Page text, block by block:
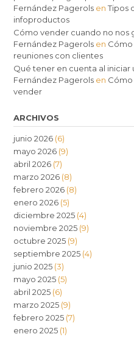
Fernández Pagerols enTipos
infoproductos
Cómo vender cuando no nos
Fernández Pagerols en
reuniones con clientes
Qué tener en cuenta al iniciar
Fernández Pagerols en
vender
ARCHIVOS
junio 2026 (6)
mayo 2026 (9)
abril 2026 (7)
marzo 2026 (8)
febrero 2026 (8)
enero 2026 (5)
diciembre 2025 (4)
noviembre 2025 (9)
octubre 2025 (9)
septiembre 2025 (4)
junio 2025 (3)
mayo 2025 (5)
abril 2025 (6)
marzo 2025 (9)
febrero 2025 (7)
enero 2025 (1)